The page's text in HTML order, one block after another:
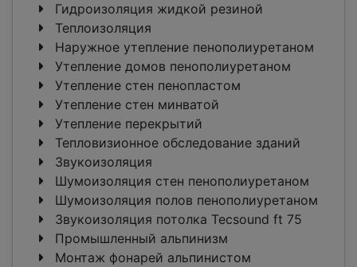
Гидроизоляция жидкой резиной
Теплоизоляция
Наружное утепление пенополиуретаном
Утепление домов пенополиуретаном
Утепление стен пенопластом
Утепление стен минватой
Утепление перекрытий
Тепловизионное обследование зданий
Звукоизоляция
Шумоизоляция стен пенополиуретаном
Шумоизоляция полов пенополиуретаном
Звукоизоляция потолка Tecsound ft 75
Промышленный альпинизм
Монтаж фонарей альпинистом